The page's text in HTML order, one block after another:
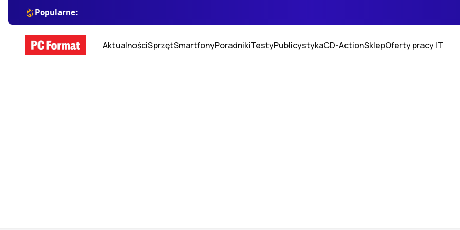
Popularne:
AktualnościSprzętSmartfonyPoradnikiTestyPublicystykaCD-ActionSklepOferty pracy IT